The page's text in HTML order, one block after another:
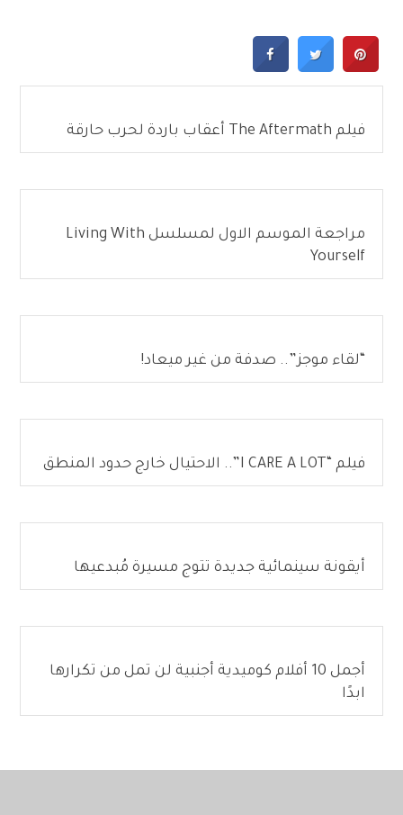
فيلم The Aftermath أعقاب باردة لحرب حارقة
مراجعة الموسم الاول لمسلسل Living With
Yourself
“لقاء موجز”.. صدفة من غير ميعاد!
فيلم “I CARE A LOT”.. الاحتيال خارج حدود المنطق
أيقونة سينمائية جديدة تتوج مسيرة مُبدعيها
أجمل 10 أفلام كوميدية أجنبية لن تمل من تكرارها
ابدًا